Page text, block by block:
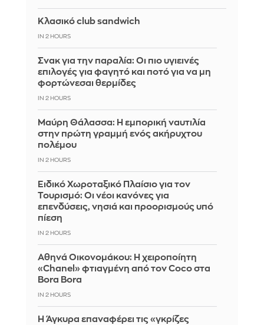
Κλασικό club sandwich
IN 2 HOURS
Σνακ για την παραλία: Οι πιο υγιεινές
επιλογές για φαγητό και ποτό για να μη
φορτώνεσαι θερμίδες
IN 2 HOURS
Μαύρη Θάλασσα: Η εμπορική ναυτιλία
στην πρώτη γραμμή ενός ακήρυχτου
πολέμου
IN 2 HOURS
Ειδικό Χωροταξικό Πλαίσιο για τον
Τουρισμό: Οι νέοι κανόνες για
επενδύσεις, νησιά και προορισμούς υπό
πίεση
IN 2 HOURS
Αθηνά Οικονομάκου: Η χειροποίητη
«Chanel» φτιαγμένη από τον Coco στα
Bora Bora
IN 2 HOURS
Η Άγκυρα επαναφέρει τις «γκρίζες